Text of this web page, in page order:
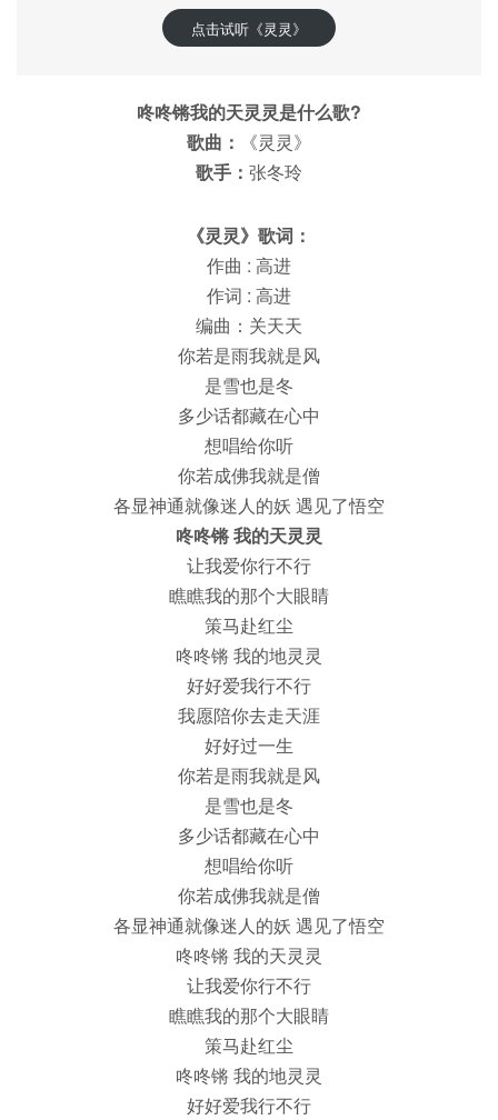
点击试听《灵灵》
咚咚锵我的天灵灵是什么歌?
歌曲：
《灵灵》
歌手： 张冬玲
《灵灵》歌词：
作曲 : 高进
作词 : 高进
编曲：关天天
你若是雨我就是风
是雪也是冬
多少话都藏在心中
想唱给你听
你若成佛我就是僧
各显神通就像迷人的妖 遇见了悟空
咚咚锵 我的天灵灵
让我爱你行不行
瞧瞧我的那个大眼睛
策马赴红尘
咚咚锵 我的地灵灵
好好爱我行不行
我愿陪你去走天涯
好好过一生
你若是雨我就是风
是雪也是冬
多少话都藏在心中
想唱给你听
你若成佛我就是僧
各显神通就像迷人的妖 遇见了悟空
咚咚锵 我的天灵灵
让我爱你行不行
瞧瞧我的那个大眼睛
策马赴红尘
咚咚锵 我的地灵灵
好好爱我行不行